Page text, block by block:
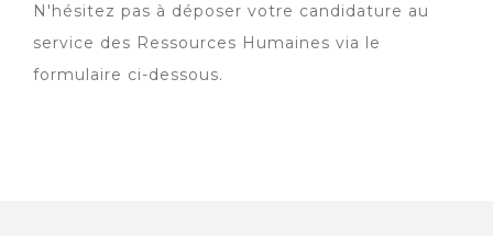
N'hésitez pas à déposer votre candidature au
service des Ressources Humaines via le
formulaire ci-dessous.